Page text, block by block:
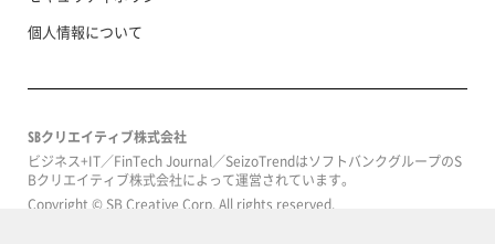
個人情報について
SBクリエイティブ株式会社
ビジネス+IT／FinTech Journal／SeizoTrendはソフトバンクグループのS
Bクリエイティブ株式会社によって運営されています。
Copyright © SB Creative Corp. All rights reserved.